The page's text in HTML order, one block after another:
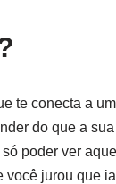
te conecta a
do que a
poder ver
você jurou que